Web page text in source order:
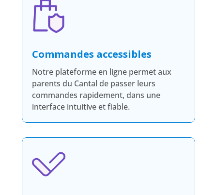
Commandes accessibles
Notre plateforme en ligne permet aux
parents du Cantal de passer leurs
commandes rapidement, dans une
interface intuitive et fiable.